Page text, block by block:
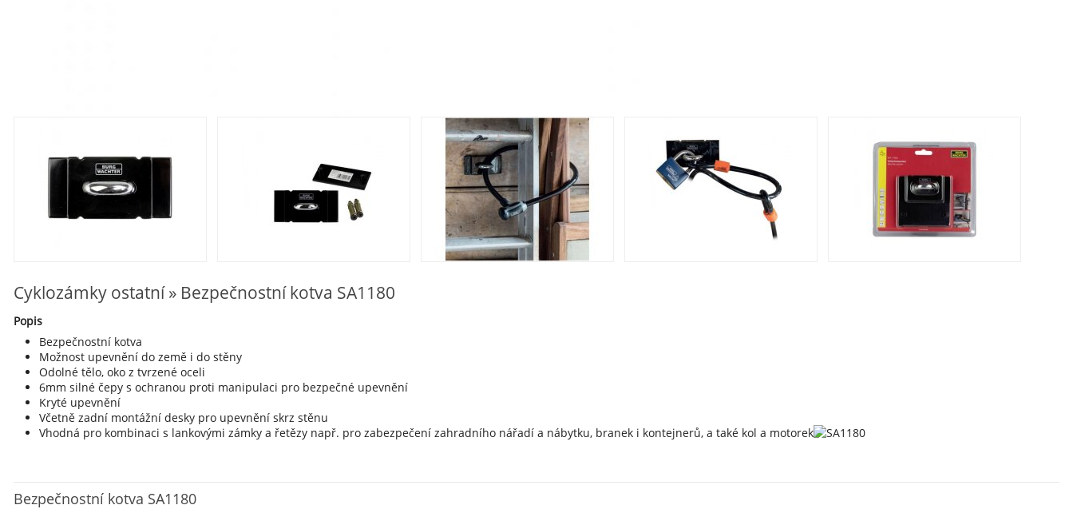
Cyklozámky ostatní » Bezpečnostní kotva SA1180
Popis
Bezpečnostní kotva
Možnost upevnění do země i do stěny
Odolné tělo, oko z tvrzené oceli
6mm silné čepy s ochranou proti manipulaci pro bezpečné upevnění
Kryté upevnění
Včetně zadní montážní desky pro upevnění skrz stěnu
Vhodná pro kombinaci s lankovými zámky a řetězy např. pro zabezpečení zahradního nářadí a nábytku, branek i kontejnerů, a také kol a motorek
Bezpečnostní kotva SA1180